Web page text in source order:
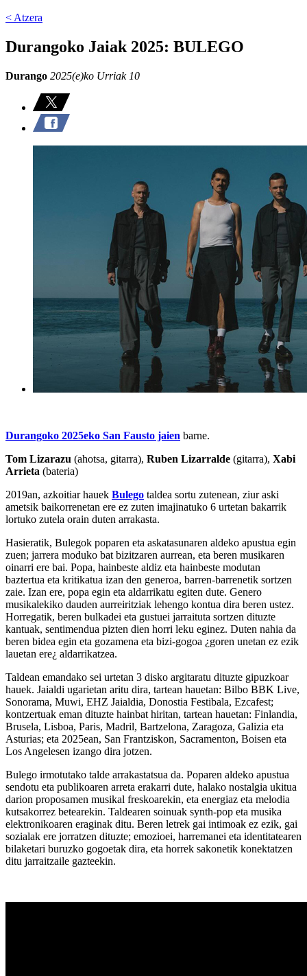
< Atzera
Durangoko Jaiak 2025: BULEGO
Durango 2025(e)ko Urriak 10
Durangoko 2025eko San Fausto jaien barne.
Tom Lizarazu (ahotsa, gitarra), Ruben Lizarralde (gitarra), Xabi
Arrieta (bateria)
2019an, azkoitiar hauek Bulego taldea sortu zutenean, ziur aski
ametsik baikorrenetan ere ez zuten imajinatuko 6 urtetan bakarrik
lortuko zutela orain duten arrakasta.
Hasieratik, Bulegok poparen eta askatasunaren aldeko apustua egin
zuen; jarrera moduko bat bizitzaren aurrean, eta beren musikaren
oinarri ere bai. Popa, hainbeste aldiz eta hainbeste modutan
baztertua eta kritikatua izan den generoa, barren-barrenetik sortzen
zaie. Izan ere, popa egin eta aldarrikatu egiten dute. Genero
musikalekiko dauden aurreiritziak lehengo kontua dira beren ustez.
Horregatik, beren bulkadei eta gustuei jarraituta sortzen dituzte
kantuak, sentimendua pizten dien horri leku eginez. Duten nahia da
beren bidea egin eta gozamena eta bizi-gogoa ¿goren unetan ez ezik
lauetan ere¿ aldarrikatzea.
Taldean emandako sei urtetan 3 disko argitaratu dituzte gipuzkoar
hauek. Jaialdi ugarietan aritu dira, tartean hauetan: Bilbo BBK Live,
Sonorama, Muwi, EHZ Jaialdia, Donostia Festibala, Ezcafest;
kontzertuak eman dituzte hainbat hiritan, tartean hauetan: Finlandia,
Brusela, Lisboa, Paris, Madril, Bartzelona, Zaragoza, Galizia eta
Asturias; eta 2025ean, San Frantziskon, Sacramenton, Boisen eta
Los Angelesen izango dira jotzen.
Bulego irmotutako talde arrakastatsua da. Poparen aldeko apustua
sendotu eta publikoaren arreta erakarri dute, halako nostalgia ukitua
darion proposamen musikal freskoarekin, eta energiaz eta melodia
kutsakorrez betearekin. Taldearen soinuak synth-pop eta musika
elektronikoaren eraginak ditu. Beren letrek gai intimoak ez ezik, gai
sozialak ere jorratzen dituzte; emozioei, harremanei eta identitatearen
bilaketari buruzko gogoetak dira, eta horrek sakonetik konektatzen
ditu jarraitzaile gazteekin.